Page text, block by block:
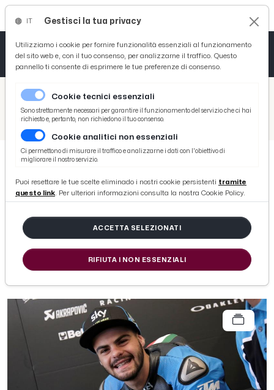
/ Picenotime
/ Motori
/ Indianapolis, brutta caduta per Fenati nelle prime prove libere
Indianapolis, brutta caduta per
Fenati nelle prime prove libere
sabato 08 agosto 2015
Gestisci la tua privacy
Utilizziamo i cookie per fornire funzionalità essenziali al funzionamento
del sito web e, con il tuo consenso, per analizzarne il traffico. Questo
pannello ti consente di esprimere le tue preferenze di consenso.
Cookie tecnici essenziali
Sono strettamente necessari per garantire il funzionamento del servizio che ci hai
richiesto e, pertanto, non richiedono il tuo consenso.
Cookie analitici non essenziali
Ci permettono di misurare il traffico e analizzarne i dati con l'obiettivo di
migliorare il nostro servizio.
Puoi resettare le tue scelte eliminado i nostri cookie persistenti tramite
questo link. Per ulteriori informazioni consulta la nostra Cookie Policy.
ACCETTA SELEZIONATI
RIFIUTA I NON ESSENZIALI
Tutto News
Tutto Sport
Basket
Ciclismo
Tutto Curiosità